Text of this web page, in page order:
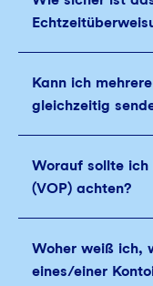
Kann ich
gleichzeitig
Worauf sollte
(VOP) achten?
Woher weiß ich,
eines/einer